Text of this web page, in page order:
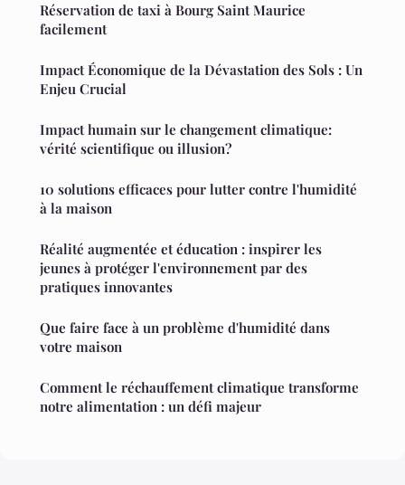
Réservation de taxi à Bourg Saint Maurice
facilement
Impact Économique de la Dévastation des Sols : Un
Enjeu Crucial
Impact humain sur le changement climatique:
vérité scientifique ou illusion?
10 solutions efficaces pour lutter contre l'humidité
à la maison
Réalité augmentée et éducation : inspirer les
jeunes à protéger l'environnement par des
pratiques innovantes
Que faire face à un problème d'humidité dans
votre maison
Comment le réchauffement climatique transforme
notre alimentation : un défi majeur